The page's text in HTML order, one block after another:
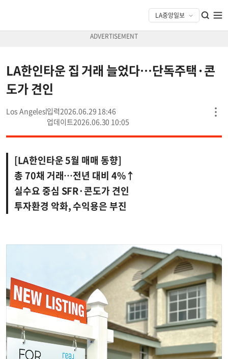
LA한인타운 집 거래 늘었다…단독주택·콘
도가 견인
Los Angeles
2026.06.29 18:46
2026.06.30 10:05
[LA한인타운 5월 매매 동향]
총 70채 거래…전년 대비 4%↑
실수요 중심 SFR·콘도가 견인
투자환경 악화, 수익용은 부진